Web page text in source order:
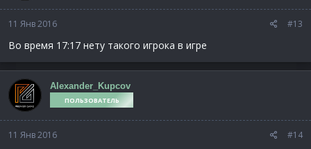
11 Янв 2016 #13
Во время 17:17 нету такого игрока в игре
Alexander_Kupcov
ПОЛЬЗОВАТЕЛЬ
11 Янв 2016 #14